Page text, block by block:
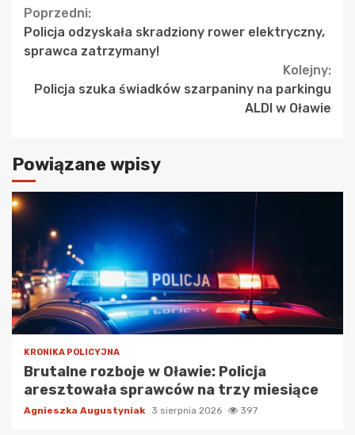
Continue
Reading
Poprzedni:
Policja odzyskała skradziony rower elektryczny,
sprawca zatrzymany!
Kolejny:
Policja szuka świadków szarpaniny na parkingu
ALDI w Oławie
Powiązane wpisy
KRONIKA POLICYJNA
Brutalne rozboje w Oławie: Policja
aresztowała sprawców na trzy miesiące
Agnieszka Augustyniak 3 sierpnia 2026 397